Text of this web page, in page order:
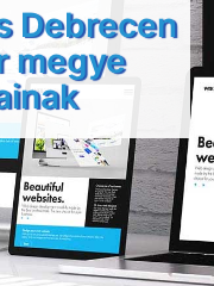
Debrecen
megye